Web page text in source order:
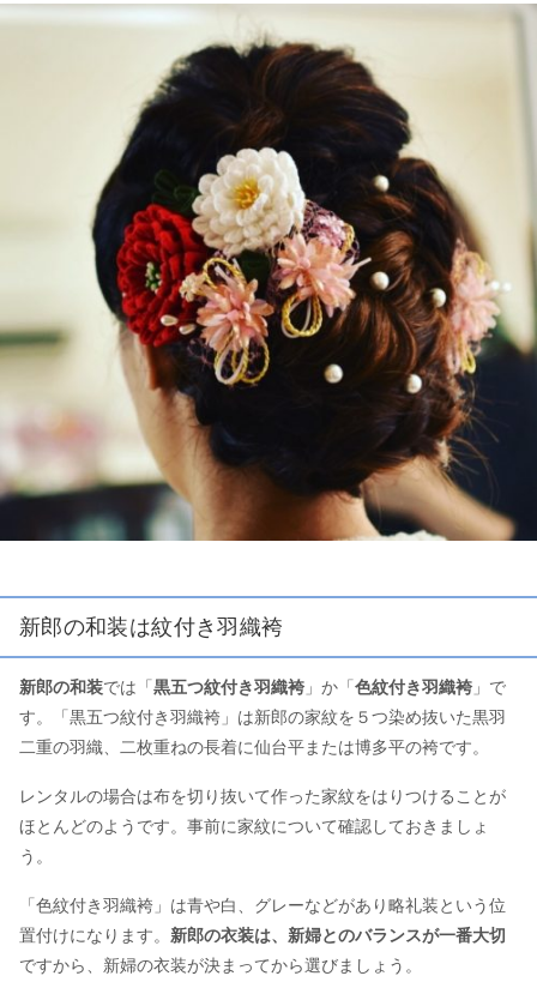
新郎の和装は紋付き羽織袴
新郎の和装では「黒五つ紋付き羽織袴 」か「色紋付き羽織袴 」で
す。「黒五つ紋付き羽織袴」は新郎の家紋を５つ染め抜いた黒羽
二重の羽織、二枚重ねの長着に仙台平または博多平の袴です。
レンタルの場合は布を切り抜いて作った家紋をはりつけることが
ほとんどのようです。事前に家紋について確認しておきましょ
う。
「色紋付き羽織袴」は青や白、グレーなどがあり略礼装という位
置付けになります。 新郎の衣装は、新婦とのバランスが一番大切
ですから、新婦の衣装が決まってから選びましょう。